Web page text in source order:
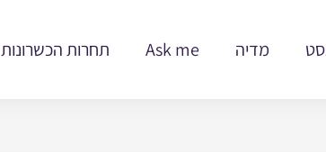
מדיה Ask me תחרות הכשרונות